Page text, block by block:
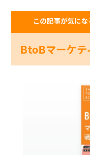
この記事が気にな
BtoBマーケテ